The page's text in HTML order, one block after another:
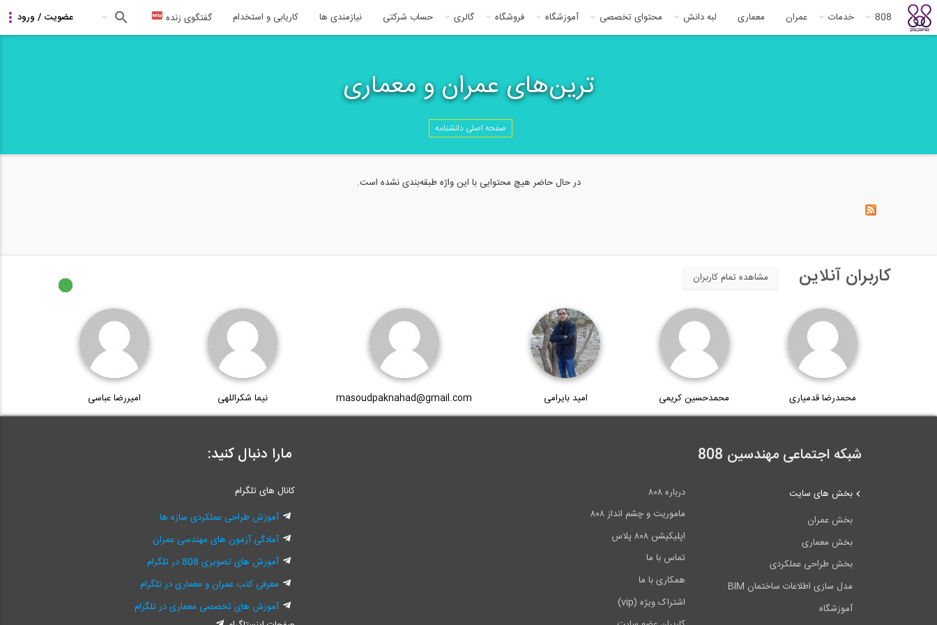
808 خدمات عمران معماری لبه دانش محتوای تخصصی آموزشگاه فروشگاه گالری حساب شرکتی نیازمندی ها کاریابی و استخدام گفتگوی زنده
ترین‌های عمران و معماری
صفحه اصلی دانشنامه
در حال حاضر هیچ محتوایی با این واژه طبقه‌بندی نشده است.
کاربران آنلاین مشاهده تمام کاربران
محمدرضا قدمیاری محمدحسین کریمی امید بایرامی masoudpaknahad@gmail.com نیما شکراللهی امیررضا عباسی
شبکه اجتماعی مهندسین 808
درباره ۸۰۸
ماموریت و چشم انداز ۸۰۸
اپلیکیشن ۸۰۸ پلاس
تماس با ما
همکاری با ما
اشتراک ویژه (vip)
بخش های سایت
بخش عمران
بخش معماری
بخش طراحی عملکردی
مدل سازی اطلاعات ساختمان BIM
آموزشگاه
مارا دنبال کنید:
کانال های تلگرام
آموزش طراحی عملکردی سازه ها
آمادگی آزمون های مهندسی عمران
آموزش های تصویری 808 در تلگرام
معرفی کتب عمران و معماری در تلگرام
آموزش های تخصصی معماری در تلگرام